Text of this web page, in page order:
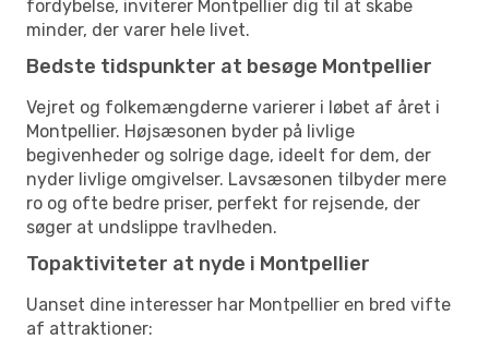
fordybelse, inviterer Montpellier dig til at skabe
minder, der varer hele livet.
Bedste tidspunkter at besøge Montpellier
Vejret og folkemængderne varierer i løbet af året i
Montpellier. Højsæsonen byder på livlige
begivenheder og solrige dage, ideelt for dem, der
nyder livlige omgivelser. Lavsæsonen tilbyder mere
ro og ofte bedre priser, perfekt for rejsende, der
søger at undslippe travlheden.
Topaktiviteter at nyde i Montpellier
Uanset dine interesser har Montpellier en bred vifte
af attraktioner: